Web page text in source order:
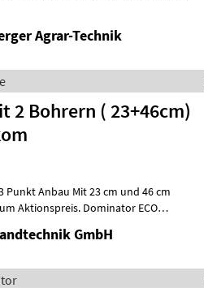
Agrar-Technik
2 Bohrern ( 23+46cm)
Punkt Anbau Mit 23 cm und 46 cm
GmbH